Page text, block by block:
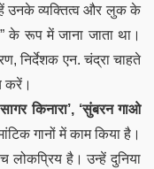
उनके व्यक्तित्व और लुक के
के रूप में जाना जाता था।
निर्देशक एन. चंद्रा चाहते
करें।
सागर किनारा’, ‘सुंबरन गाओ
गानों में काम किया है।
लोकप्रिय है। उन्हें दुनिया